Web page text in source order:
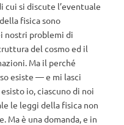
cui si discute l’eventuale
fisica sono
nostri problemi di
del cosmo ed il
Ma il perché
esiste — e mi lasci
io, ciascuno di noi
le leggi della fisica non
Ma è una domanda, e in